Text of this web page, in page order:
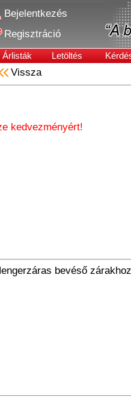
Bejelentkezés
Regisztráció
Árlisták Letöltés
Vissza
kedvezményért!
bevéső